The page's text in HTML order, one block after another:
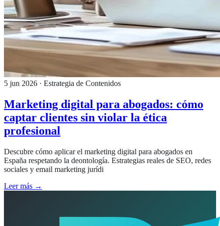
5 jun 2026 · Estrategia de Contenidos
Marketing digital para abogados: cómo
captar clientes sin violar la ética
profesional
Descubre cómo aplicar el marketing digital para abogados en
España respetando la deontología. Estrategias reales de SEO, redes
sociales y email marketing jurídi
Leer más →